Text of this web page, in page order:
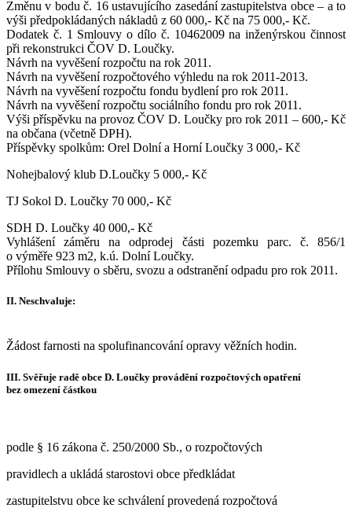
Změnu v bodu č. 16 ustavujícího zasedání zastupitelstva obce – a to
výši předpokládaných nákladů z 60 000,- Kč na 75 000,- Kč.
Dodatek č. 1 Smlouvy o dílo č. 10462009 na inženýrskou činnost
při rekonstrukci ČOV D. Loučky.
Návrh na vyvěšení rozpočtu na rok 2011.
Návrh na vyvěšení rozpočtového výhledu na rok 2011-2013.
Návrh na vyvěšení rozpočtu fondu bydlení pro rok 2011.
Návrh na vyvěšení rozpočtu sociálního fondu pro rok 2011.
Výši příspěvku na provoz ČOV D. Loučky pro rok 2011 – 600,- Kč
na občana (včetně DPH).
Příspěvky spolkům: Orel Dolní a Horní Loučky 3 000,- Kč
Nohejbalový klub D.Loučky 5 000,- Kč
TJ Sokol D. Loučky 70 000,- Kč
SDH D. Loučky 40 000,- Kč
Vyhlášení záměru na odprodej části pozemku parc. č. 856/1
o výměře 923 m2, k.ú. Dolní Loučky.
Přílohu Smlouvy o sběru, svozu a odstranění odpadu pro rok 2011.
II. Neschvaluje:
Žádost farnosti na spolufinancování opravy věžních hodin.
III. Svěřuje radě obce D. Loučky provádění rozpočtových opatření
bez omezení částkou
podle § 16 zákona č. 250/2000 Sb., o rozpočtových
pravidlech a ukládá starostovi obce předkládat
zastupitelstvu obce ke schválení provedená rozpočtová